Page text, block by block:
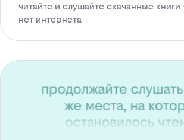
читайте и слушайте скачанные
нет интернета